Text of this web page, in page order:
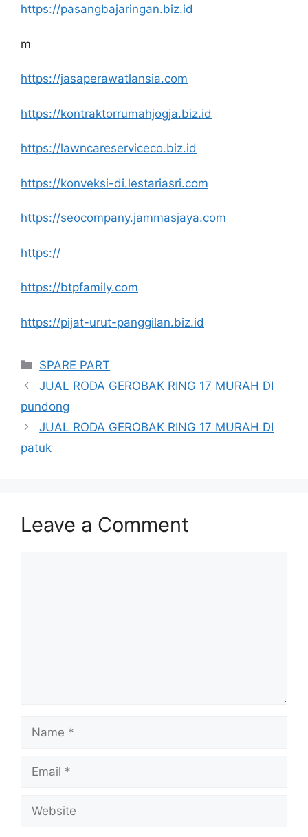
https://pasangbajaringan.biz.id
m
https://jasaperawatlansia.com
https://kontraktorrumahjogja.biz.id
https://lawncareserviceco.biz.id
https://konveksi-di.lestariasri.com
https://seocompany.jammasjaya.com
https://
https://btpfamily.com
https://pijat-urut-panggilan.biz.id
Categories
SPARE PART
JUAL RODA GEROBAK RING 17 MURAH DI
pundong
JUAL RODA GEROBAK RING 17 MURAH DI
patuk
Leave a Comment